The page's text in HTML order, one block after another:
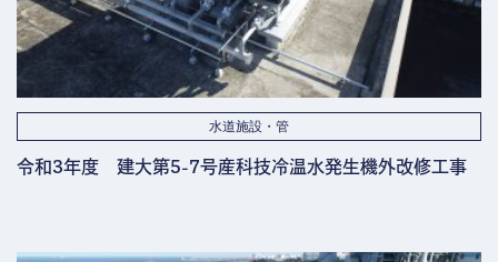
水道施設・管
令和3年度 建大第5-7号産科技冷温水発生機外改修工事